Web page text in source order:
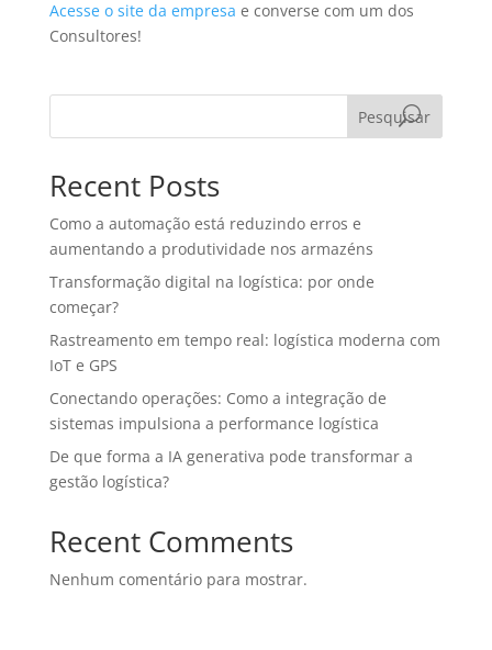
Acesse o site da empresa e converse com um dos
Consultores!
Pesquisar
Recent Posts
Como a automação está reduzindo erros e
aumentando a produtividade nos armazéns
Transformação digital na logística: por onde
começar?
Rastreamento em tempo real: logística moderna com
IoT e GPS
Conectando operações: Como a integração de
sistemas impulsiona a performance logística
De que forma a IA generativa pode transformar a
gestão logística?
Recent Comments
Nenhum comentário para mostrar.